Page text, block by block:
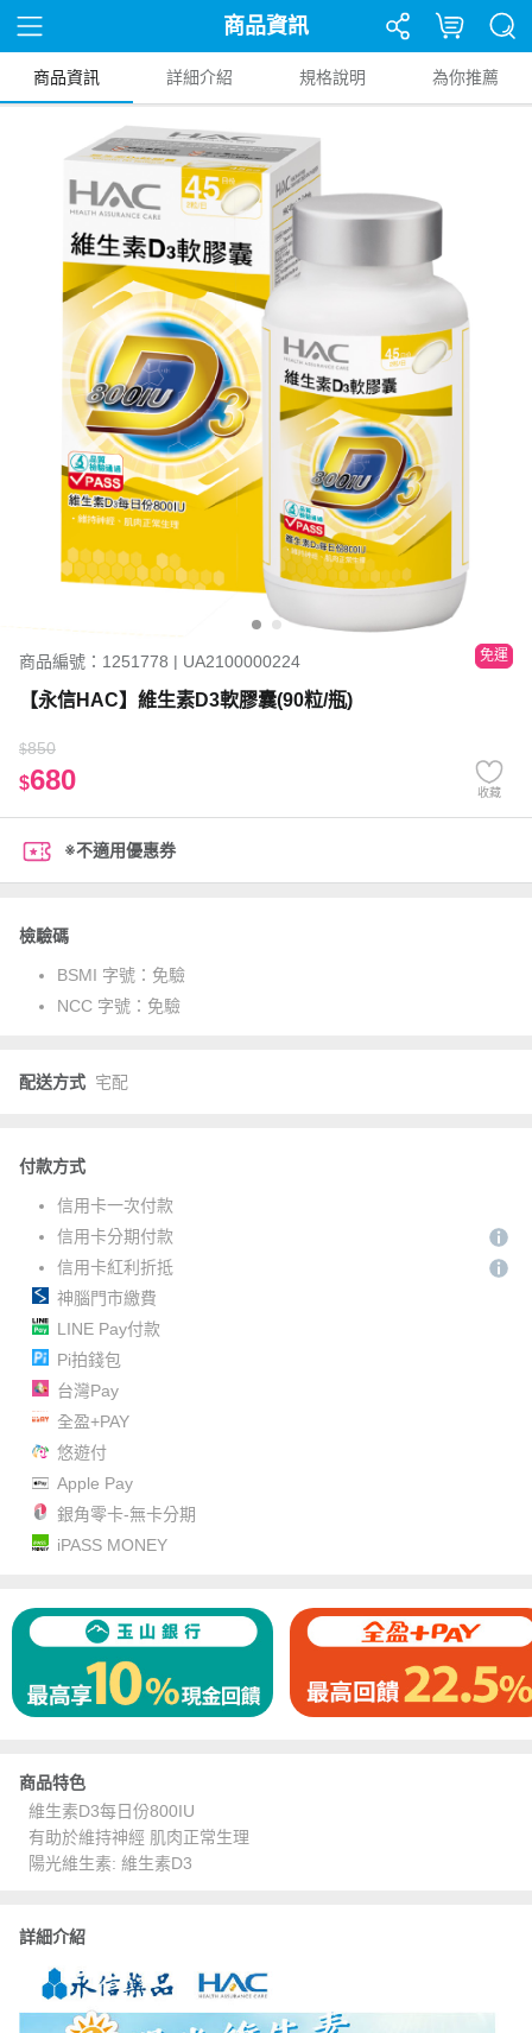
商品資訊
商品資訊 詳細介紹 規格說明 為你推薦
商品編號：1251778 | UA2100000224 免運
【永信HAC】維生素D3軟膠囊(90粒/瓶)
$850
$680 收藏
※不適用優惠券
檢驗碼
BSMI 字號： 免驗
NCC 字號： 免驗
配送方式 宅配
付款方式
信用卡一次付款
信用卡分期付款
信用卡紅利折抵
神腦門市繳費
LINE Pay付款
Pi拍錢包
台灣Pay
全盈+PAY
悠遊付
Apple Pay
銀角零卡-無卡分期
iPASS MONEY
商品特色
維生素D3每日份800IU
有助於維持神經 肌肉正常生理
陽光維生素: 維生素D3
詳細介紹